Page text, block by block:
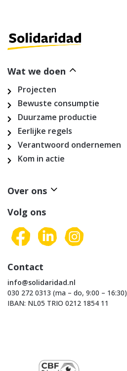
Wat we doen
Projecten
Bewuste consumptie
Duurzame productie
Eerlijke regels
Verantwoord ondernemen
Kom in actie
Over ons
Volg ons
Contact
info@solidaridad.nl
030 272 0313 (ma – do, 9:00 – 16:30)
IBAN: NL05 TRIO 0212 1854 11